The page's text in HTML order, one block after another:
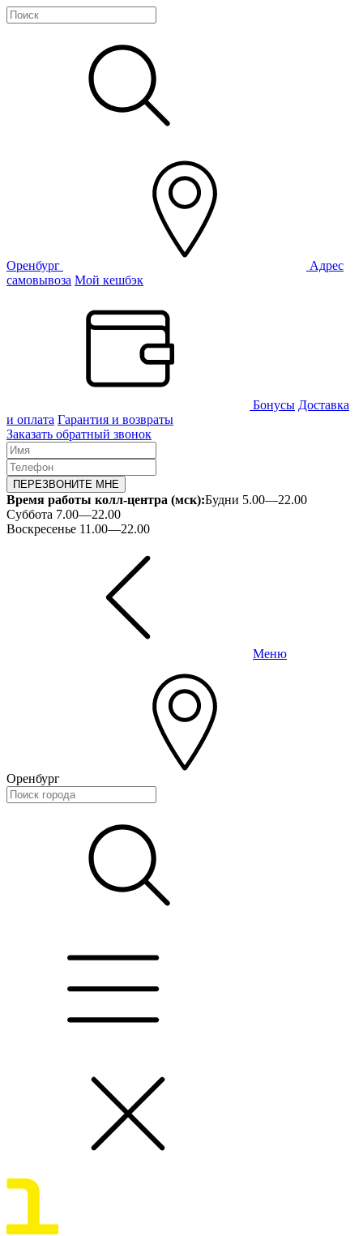
Оренбург
Адрес
самовывоза Мой кешбэк
Бонусы Доставка
и оплата Гарантия и возвраты
Заказать обратный звонок
ПЕРЕЗВОНИТЕ МНЕ
Время работы колл-центра (мск):Будни 5.00—22.00
Суббота 7.00—22.00
Воскресенье 11.00—22.00
Меню
Оренбург